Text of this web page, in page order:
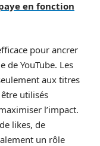
en fonction
pour ancrer
de YouTube. Les
aux titres
utilisés
l’impact.
likes, de
un rôle